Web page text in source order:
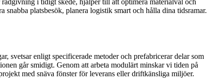
platsbesök, planera logistik smart och hålla dina tidsramar.
enligt specificerade metoder och prefabricerar delar som
går smidigt. Genom att arbeta modulärt minskar vi tiden på
med snäva fönster för leverans eller driftkänsliga miljöer.